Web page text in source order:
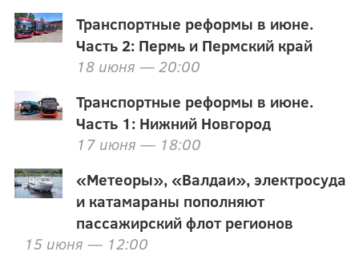
Транспортные реформы в июне.
Часть 2: Пермь и Пермский край
18 июня — 20:00
Транспортные реформы в июне.
Часть 1: Нижний Новгород
17 июня — 18:00
«Метеоры», «Валдаи», электросуда
и катамараны пополняют
пассажирский флот регионов
15 июня — 12:00